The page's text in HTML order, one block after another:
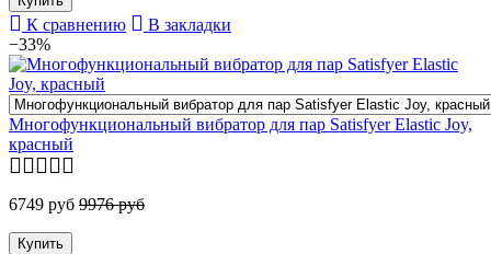
К сравнению
В закладки
−33%
Многофункциональный вибратор для пар Satisfyer Elastic Joy,
красный
6749 руб 9976 руб